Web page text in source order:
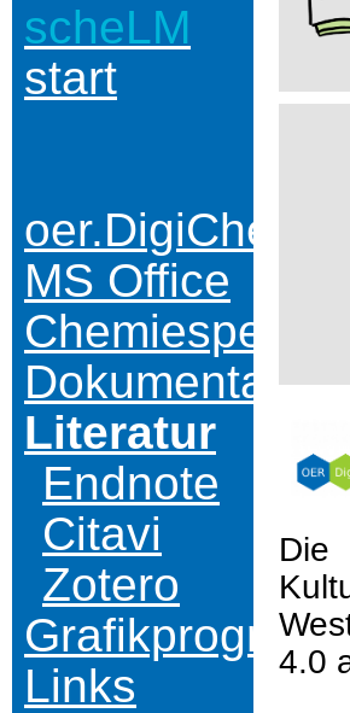
scheLM
start
MS Office
Dokumentation
Literatur
Endnote
Citavi
Zotero
Links
Die
4.0